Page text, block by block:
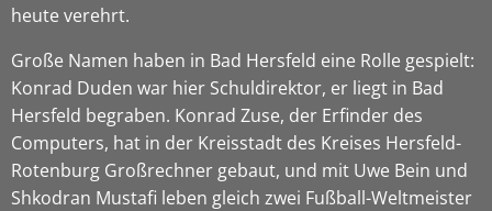
heute verehrt.
Große Namen haben in Bad Hersfeld eine Rolle gespielt:
Konrad Duden war hier Schuldirektor, er liegt in Bad
Hersfeld begraben. Konrad Zuse, der Erfinder des
Computers, hat in der Kreisstadt des Kreises Hersfeld-
Rotenburg Großrechner gebaut, und mit Uwe Bein und
Shkodran Mustafi leben gleich zwei Fußball-Weltmeister